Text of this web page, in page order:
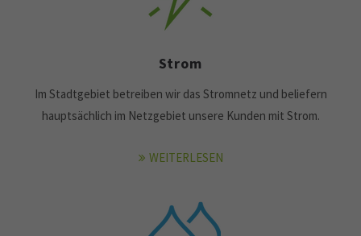
Strom
Im Stadtgebiet betreiben wir das Stromnetz und beliefern
hauptsächlich im Netzgebiet unsere Kunden mit Strom.
WEITERLESEN